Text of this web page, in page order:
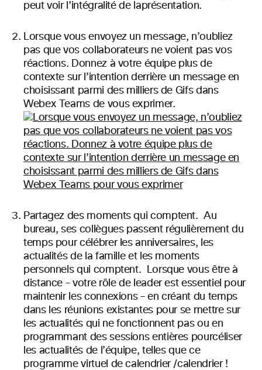
peut voir l’intégralité de laprésentation.
Lorsque vous envoyez un message, n’oubliez
pas que vos collaborateurs ne voient pas vos
réactions. Donnez à votre équipe plus de
contexte sur l’intention derrière un message en
choisissant parmi des milliers de Gifs dans
Webex Teams de vous exprimer.
Partagez des moments qui comptent. Au
bureau, ses collègues passent régulièrement du
temps pour célébrer les anniversaires, les
actualités de la famille et les moments
personnels qui comptent. Lorsque vous être à
distance – votre rôle de leader est essentiel pour
maintenir les connexions – en créant du temps
dans les réunions existantes pour se mettre sur
les actualités qui ne fonctionnent pas ou en
programmant dessessions entières pourcéliser
les actualités de l’équipe, telles que ce
programme virtuel de calendrier /calendrier !